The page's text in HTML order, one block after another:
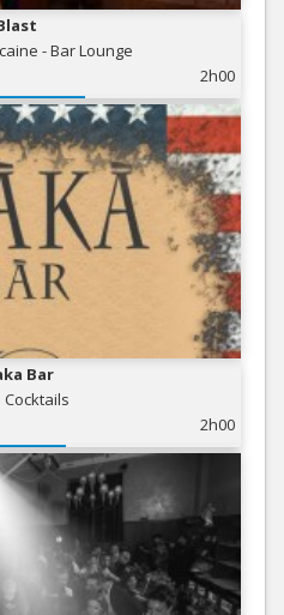
- Bar Lounge
2h00
Bar
Cocktails
2h00